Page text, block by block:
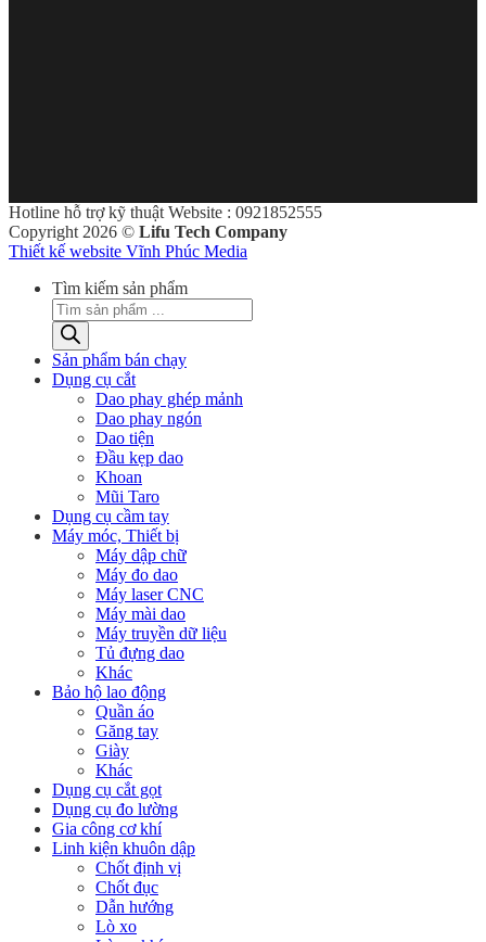
Hotline hỗ trợ kỹ thuật Website : 0921852555
Copyright 2026 © Lifu Tech Company
Thiết kế website Vĩnh Phúc Media
Tìm kiếm sản phẩm
Sản phẩm bán chạy
Dụng cụ cắt
Dao phay ghép mảnh
Dao phay ngón
Dao tiện
Đầu kẹp dao
Khoan
Mũi Taro
Dụng cụ cầm tay
Máy móc, Thiết bị
Máy dập chữ
Máy đo dao
Máy laser CNC
Máy mài dao
Máy truyền dữ liệu
Tủ đựng dao
Khác
Bảo hộ lao động
Quần áo
Găng tay
Giày
Khác
Dụng cụ cắt gọt
Dụng cụ đo lường
Gia công cơ khí
Linh kiện khuôn dập
Chốt định vị
Chốt đục
Dẫn hướng
Lò xo